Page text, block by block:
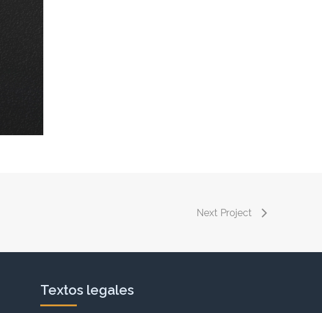
Next Project
Textos legales